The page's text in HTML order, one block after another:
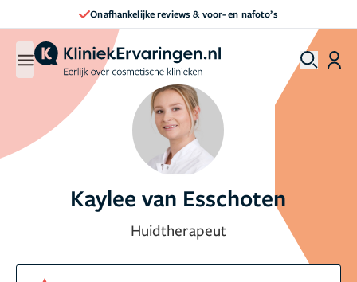
Onafhankelijke reviews & voor- en nafoto’s
Kaylee van Esschoten
Huidtherapeut